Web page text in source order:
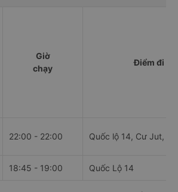
Giờ
chạy
Điểm đi
22:00 - 22:00 Quốc lộ 14, Cư Jut,
18:45 - 19:00 Quốc Lộ 14